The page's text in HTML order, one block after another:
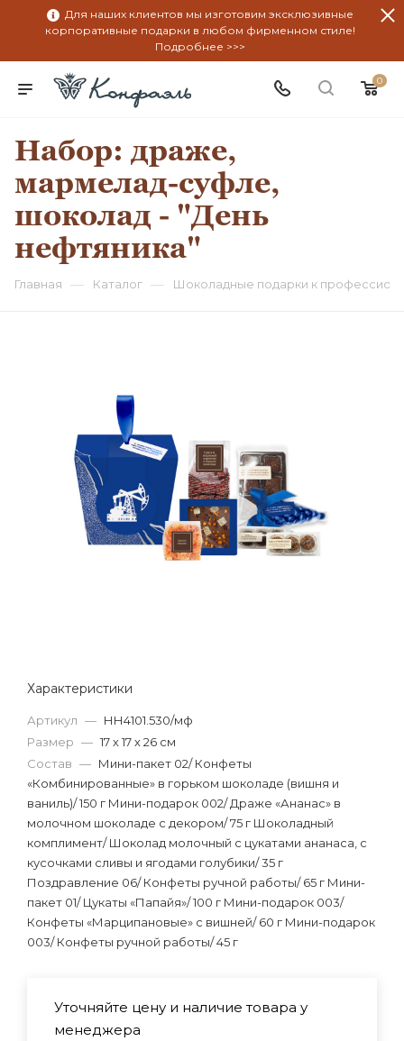
Для наших клиентов мы изготовим эксклюзивные
корпоративные подарки в любом фирменном стиле!
Подробнее >>>
0
Набор: драже,
мармелад-суфле,
шоколад - "День
нефтяника"
Главная — Каталог — Шоколадные подарки к
Характеристики
Артикул — НН4101.530/мф
Размер — 17 х 17 х 26 см
Состав — Мини-пакет 02/ Конфеты
«Комбинированные» в горьком шоколаде (вишня и
ваниль)/ 150 г Мини-подарок 002/ Драже «Ананас» в
молочном шоколаде с декором/ 75 г Шоколадный
комплимент/ Шоколад молочный с цукатами ананаса, с
кусочками сливы и ягодами голубики/ 35 г
Поздравление 06/ Конфеты ручной работы/ 65 г Мини-
пакет 01/ Цукаты «Папайя»/ 100 г Мини-подарок 003/
Конфеты «Марципановые» с вишней/ 60 г Мини-подарок
003/ Конфеты ручной работы/ 45 г
Уточняйте цену и наличие товара у
менеджера